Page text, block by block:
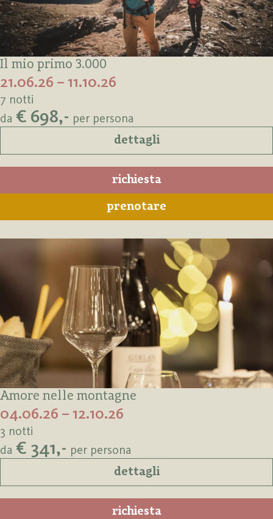
Il mio primo 3.000
21.06.26 – 11.10.26
7 notti
da € 698,- per persona
dettagli
richiesta
prenotare
Amore nelle montagne
04.06.26 – 12.10.26
3 notti
da € 341,- per persona
dettagli
richiesta